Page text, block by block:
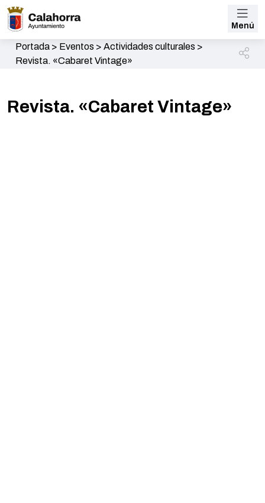
Menú
Portada> Eventos > Actividades culturales >
Revista. «Cabaret Vintage»
Revista. «Cabaret Vintage»